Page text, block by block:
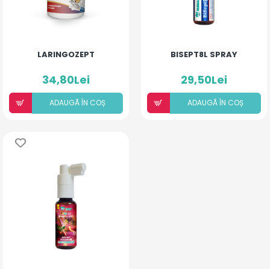
LARINGOZEPT
34,80Lei
ADAUGÃ ÎN COȘ
BISEPT8L SPRAY
29,50Lei
ADAUGÃ ÎN COȘ